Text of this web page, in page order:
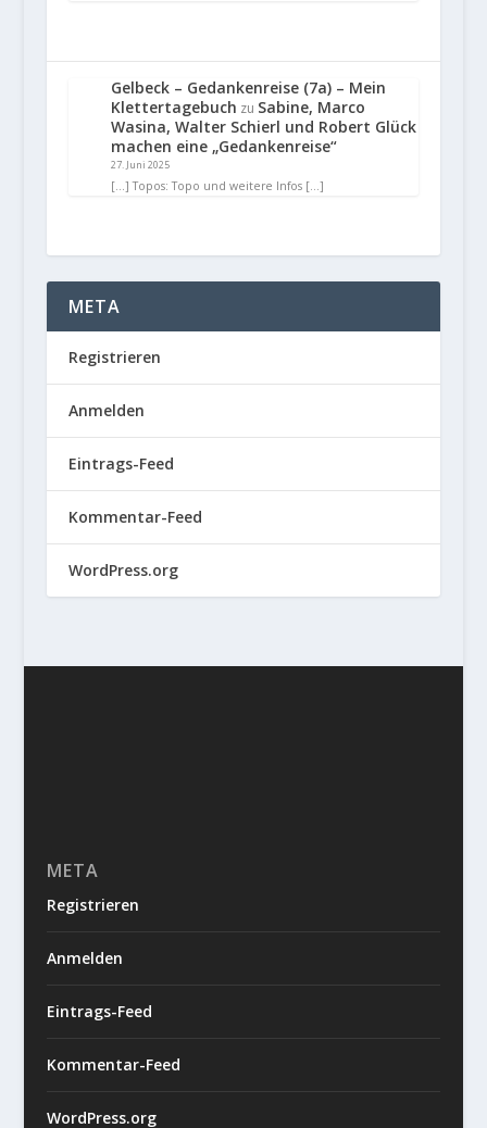
Gelbeck – Gedankenreise (7a) – Mein
Klettertagebuch zu Sabine, Marco
Wasina, Walter Schierl und Robert Glück
machen eine „Gedankenreise“
27. Juni 2025
[…] Topos: Topo und weitere Infos […]
META
Registrieren
Anmelden
Eintrags-Feed
Kommentar-Feed
WordPress.org
META
Registrieren
Anmelden
Eintrags-Feed
Kommentar-Feed
WordPress.org